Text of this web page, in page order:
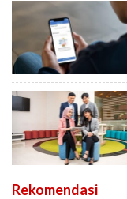
Rekomendasi